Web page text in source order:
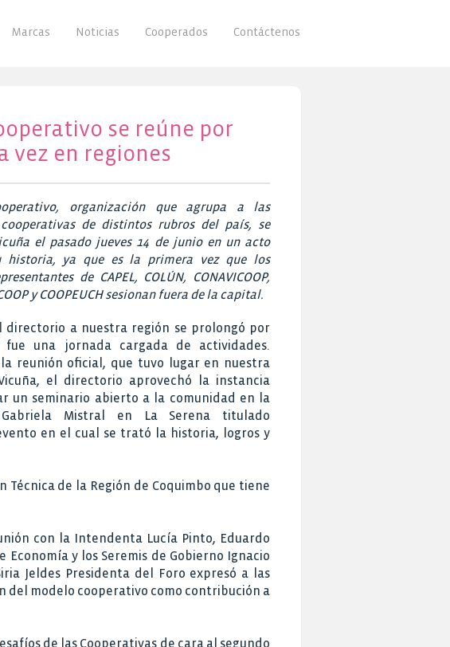
Marcas Noticias Cooperados Contáctenos
se reúne por
vez en regiones
organización que agrupa a las
de distintos rubros del país, se
el pasado jueves 14 de junio en un acto
historia, ya que es la primera vez que los
de CAPEL, COLÚN, CONAVICOOP,
y COOPEUCH sesionan fuera de la capital.
directorio a nuestra región se prolongó por
una jornada cargada de actividades.
la reunión oficial, que tuvo lugar en nuestra
el directorio aprovechó la instancia
un seminario abierto a la comunidad en la
Mistral en La Serena titulado
en el cual se trató la historia, logros y
de la Región de Coquimbo que tiene
con la Intendenta Lucía Pinto, Eduardo
y los Seremis de Gobierno Ignacio
Jeldes Presidenta del Foro expresó a las
del modelo cooperativo como contribución a
de las Cooperativas de cara al segundo